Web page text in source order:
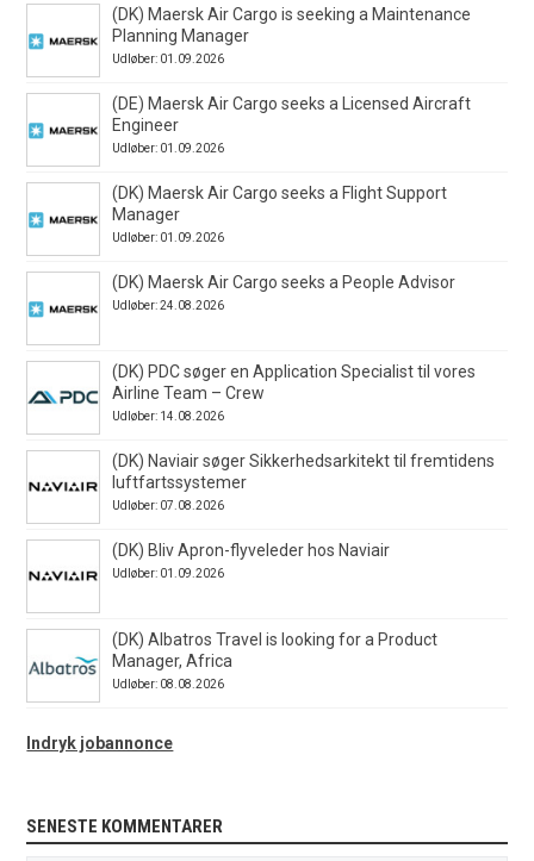
(DK) Maersk Air Cargo is seeking a Maintenance
Planning Manager
Udløber: 01.09.2026
(DE) Maersk Air Cargo seeks a Licensed Aircraft
Engineer
Udløber: 01.09.2026
(DK) Maersk Air Cargo seeks a Flight Support
Manager
Udløber: 01.09.2026
(DK) Maersk Air Cargo seeks a People Advisor
Udløber: 24.08.2026
(DK) PDC søger en Application Specialist til vores
Airline Team – Crew
Udløber: 14.08.2026
(DK) Naviair søger Sikkerhedsarkitekt til fremtidens
luftfartssystemer
Udløber: 07.08.2026
(DK) Bliv Apron-flyveleder hos Naviair
Udløber: 01.09.2026
(DK) Albatros Travel is looking for a Product
Manager, Africa
Udløber: 08.08.2026
Indryk jobannonce
SENESTE KOMMENTARER